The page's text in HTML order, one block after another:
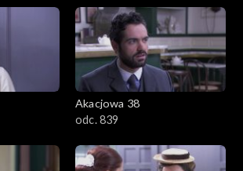
Akacjowa 38
odc. 839